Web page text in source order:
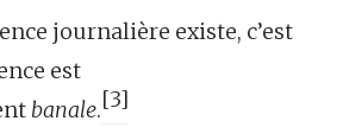
journalière existe, c’est
est
banale.[3]